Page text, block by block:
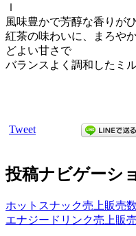
ｌ
風味豊かで芳醇な香りが
紅茶の味わいに、まろや
どよい甘さで
バランスよく調和したミ
Tweet
投稿ナビゲーシ
ホットスナック売上販売
エナジードリンク売上販